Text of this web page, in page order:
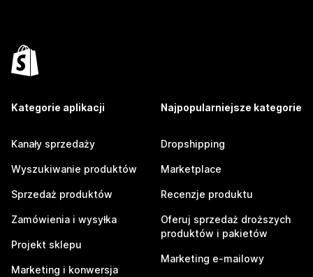
Kategorie aplikacji
Kanały sprzedaży
Wyszukiwanie produktów
Sprzedaż produktów
Zamówienia i wysyłka
Projekt sklepu
Marketing i konwersja
Najpopularniejsze kategorie
Dropshipping
Marketplace
Recenzje produktu
Oferuj sprzedaż droższych
produktów i pakietów
Marketing e-mailowy